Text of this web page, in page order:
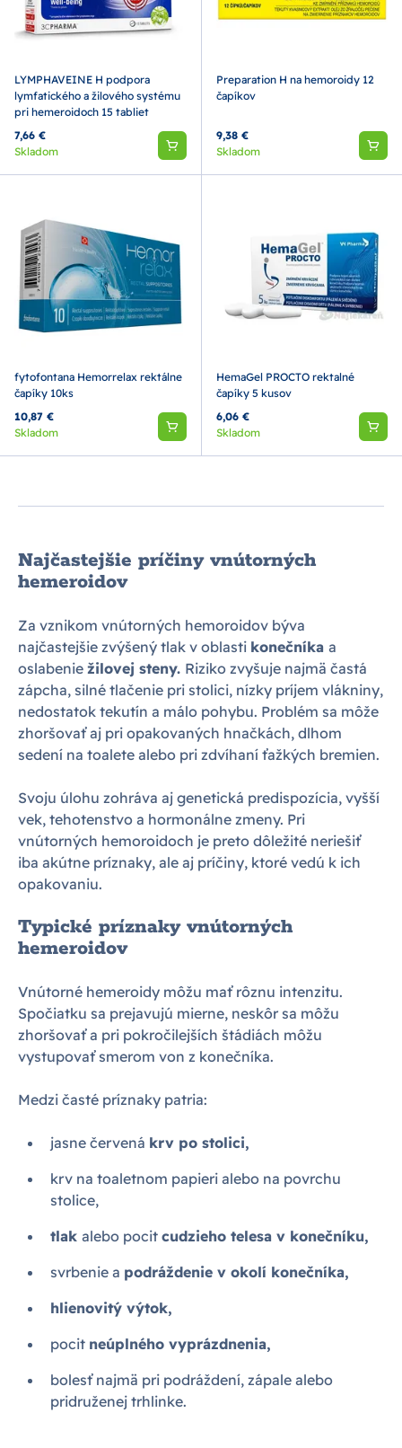
LYMPHAVEINE H podpora
lymfatického a žilového systému
pri hemeroidoch 15 tabliet
7,66 €
Skladom
Preparation H na hemoroidy 12
čapíkov
9,38 €
Skladom
fytofontana Hemorrelax rektálne
čapíky 10ks
10,87 €
Skladom
HemaGel PROCTO rektalné
čapíky 5 kusov
6,06 €
Skladom
Najčastejšie príčiny vnútorných
hemeroidov
Za vznikom vnútorných hemoroidov býva
najčastejšie zvýšený tlak v oblasti konečníka a
oslabenie žilovej steny. Riziko zvyšuje najmä častá
zápcha, silné tlačenie pri stolici, nízky príjem vlákniny,
nedostatok tekutín a málo pohybu. Problém sa môže
zhoršovať aj pri opakovaných hnačkách, dlhom
sedení na toalete alebo pri zdvíhaní ťažkých bremien.
Svoju úlohu zohráva aj genetická predispozícia, vyšší
vek, tehotenstvo a hormonálne zmeny. Pri
vnútorných hemoroidoch je preto dôležité neriešiť
iba akútne príznaky, ale aj príčiny, ktoré vedú k ich
opakovaniu.
Typické príznaky vnútorných
hemeroidov
Vnútorné hemeroidy môžu mať rôznu intenzitu.
Spočiatku sa prejavujú mierne, neskôr sa môžu
zhoršovať a pri pokročilejších štádiách môžu
vystupovať smerom von z konečníka.
Medzi časté príznaky patria:
jasne červená krv po stolici,
krv na toaletnom papieri alebo na povrchu
stolice,
tlak alebo pocit cudzieho telesa v konečníku,
svrbenie a podráždenie v okolí konečníka,
hlienovitý výtok,
pocit neúplného vyprázdnenia,
bolesť najmä pri podráždení, zápale alebo
pridruženej trhlinke.